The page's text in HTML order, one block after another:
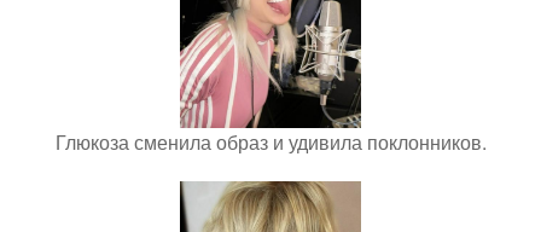
Глюкоза сменила образ и удивила поклонников.